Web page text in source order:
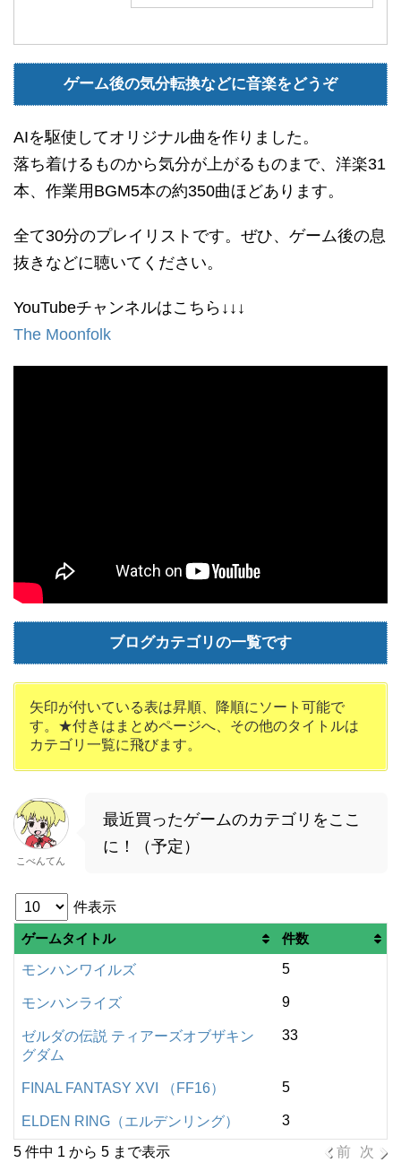
ゲーム後の気分転換などに音楽をどうぞ
AIを駆使してオリジナル曲を作りました。
落ち着けるものから気分が上がるものまで、洋楽31
本、作業用BGM5本の約350曲ほどあります。
全て30分のプレイリストです。ぜひ、ゲーム後の息
抜きなどに聴いてください。
YouTubeチャンネルはこちら↓↓↓
The Moonfolk
ブログカテゴリの一覧です
矢印が付いている表は昇順、降順にソート可能で
す。★付きはまとめページへ、その他のタイトルは
カテゴリ一覧に飛びます。
こべんてん
最近買ったゲームのカテゴリをここ
に！（予定）
件表示
ゲームタイトル 件数
モンハンワイルズ 5
モンハンライズ 9
ゼルダの伝説 ティアーズオブザキン
グダム
33
FINAL FANTASY XVI （FF16） 5
ELDEN RING（エルデンリング） 3
5 件中 1 から 5 まで表示 前 次